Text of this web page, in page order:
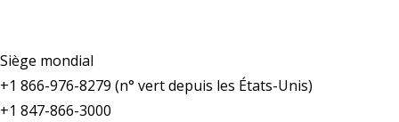
Siège mondial
+1 866-976-8279 (n° vert depuis les États-Unis)
+1 847-866-3000